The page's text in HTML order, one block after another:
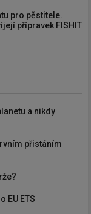
pro pěstitele.
přípravek FISHIT
a nikdy
přistáním
EU ETS